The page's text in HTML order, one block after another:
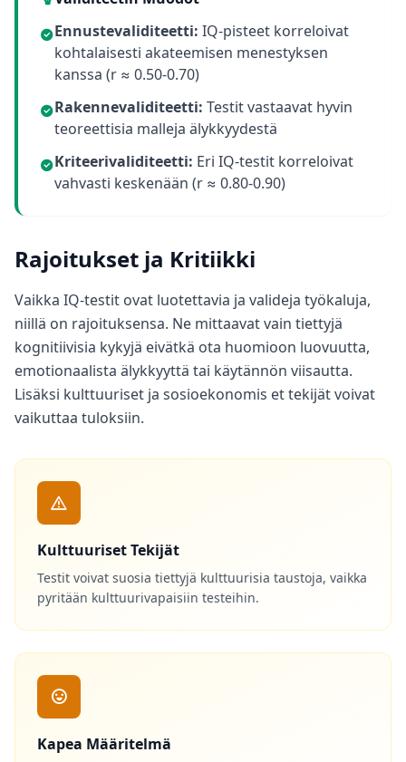
Ennustevaliditeetti: IQ-pisteet korreloivat
kohtalaisesti akateemisen menestyksen
kanssa (r ≈ 0.50-0.70)
Rakennevaliditeetti: Testit vastaavat hyvin
teoreettisia malleja älykkyydestä
Kriteerivaliditeetti: Eri IQ-testit korreloivat
vahvasti keskenään (r ≈ 0.80-0.90)
Rajoitukset ja Kritiikki
Vaikka IQ-testit ovat luotettavia ja valideja työkaluja,
niillä on rajoituksensa. Ne mittaavat vain tiettyjä
kognitiivisia kykyjä eivätkä ota huomioon luovuutta,
emotionaalista älykkyyttä tai käytännön viisautta.
Lisäksi kulttuuriset ja sosioekonomis et tekijät voivat
vaikuttaa tuloksiin.
Kulttuuriset Tekijät
Testit voivat suosia tiettyjä kulttuurisia taustoja, vaikka
pyritään kulttuurivapaisiin testeihin.
Kapea Määritelmä